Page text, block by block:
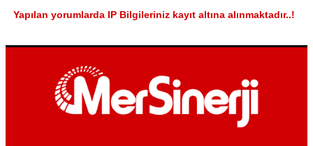
Yapılan yorumlarda IP Bilgileriniz kayıt altına alınmaktadır..!